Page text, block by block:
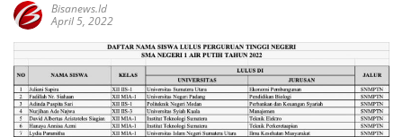
Bisanews.id
April 5, 2022